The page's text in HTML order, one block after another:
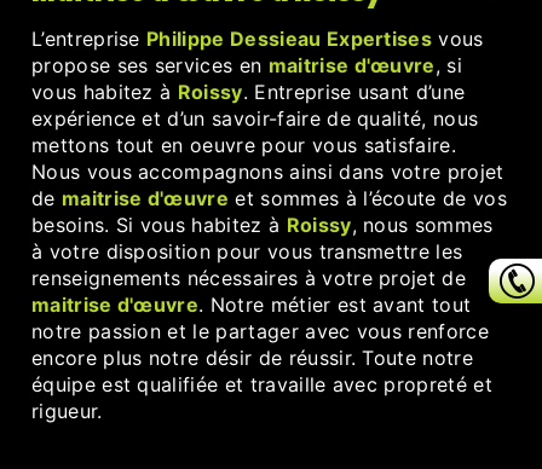
L’entreprise Philippe Dessieau Expertises vous
propose ses services en maitrise d'œuvre, si
vous habitez à Roissy. Entreprise usant d’une
expérience et d’un savoir-faire de qualité, nous
mettons tout en oeuvre pour vous satisfaire.
Nous vous accompagnons ainsi dans votre projet
de maitrise d'œuvre et sommes à l’écoute de vos
besoins. Si vous habitez à Roissy, nous sommes
à votre disposition pour vous transmettre les
renseignements nécessaires à votre projet de
maitrise d'œuvre. Notre métier est avant tout
notre passion et le partager avec vous renforce
encore plus notre désir de réussir. Toute notre
équipe est qualifiée et travaille avec propreté et
rigueur.